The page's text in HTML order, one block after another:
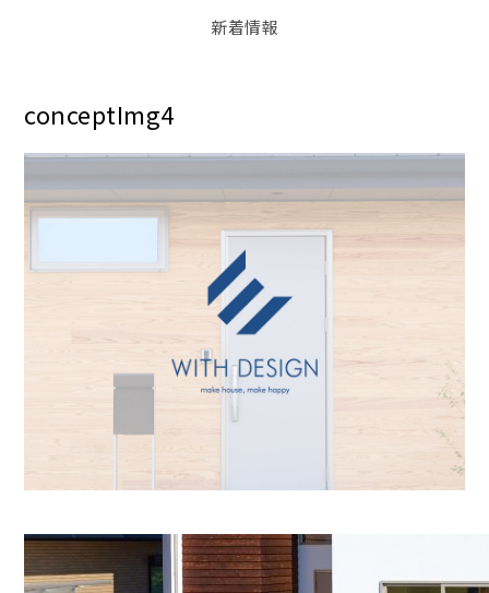
アフターサービス / AFTER SERVICE
施工事例 / DESIGN IMAGE
新着情報
conceptImg4